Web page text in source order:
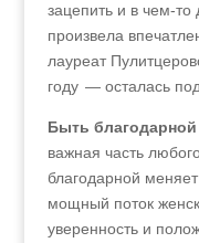
зацепить и в чем-
произвела
лауреат
году — осталась
Быть благодарной
важная часть
благодарной
мощный поток
уверенность и